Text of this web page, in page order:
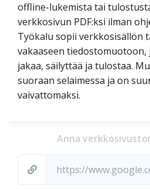
offline-lukemista tai
verkkosivun PDF:ksi ilman
Työkalu sopii verkkosisällön
vakaaseen
jakaa, säilyttää ja tulostaa.
suoraan selaimessa ja on
vaivattomaksi.
Anna